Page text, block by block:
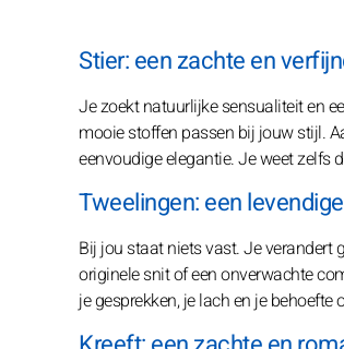
Stier: een zachte en
Je zoekt natuurlijke sensualiteit en
mooie stoffen passen bij jouw stijl.
eenvoudige elegantie. Je weet zelfs
Tweelingen: een
Bij jou staat niets vast. Je verandert
originele snit of een onverwachte
je gesprekken, je lach en je